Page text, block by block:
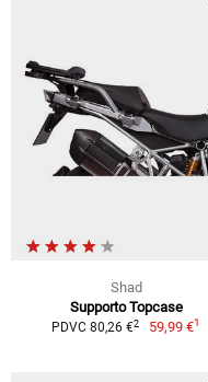
Shad
Supporto Topcase
PDVC 80,26 €2 59,99 €1